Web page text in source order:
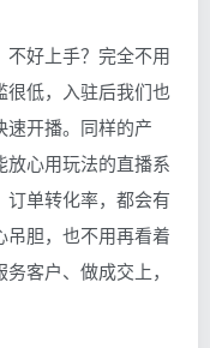
好上手？完全不用
很低，入驻后我们也
速开播。同样的产
放心用玩法的直播系
单转化率，都会有
胆，也不用再看着
客户、做成交上，